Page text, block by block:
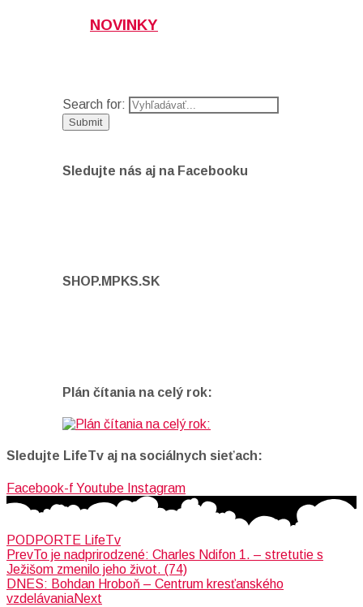
NOVINKY
Search for:
Sledujte nás aj na Facebooku
SHOP.MPKS.SK
Plán čítania na celý rok:
Sledujte LifeTv aj na sociálnych sieťach:
Facebook-f Youtube Instagram
PODPORTE LifeTv
PrevTo je nadprirodzené: Charles Ndifon 1. – stretutie s
Ježišom zmenilo jeho život. (74)
DNES: Bohdan Hroboň – Centrum kresťanského
vzdelávaniaNext